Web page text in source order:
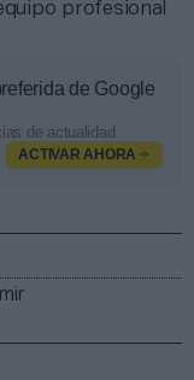
profesional
de Google
de actualidad.
ACTIVAR AHORA